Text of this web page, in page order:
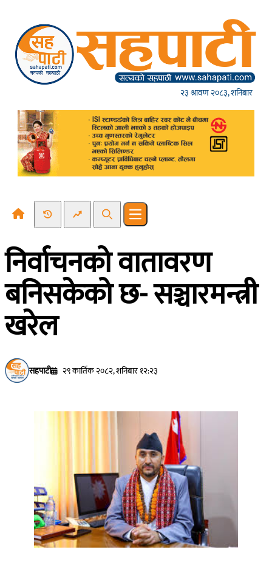
२३ श्रावण २०८३, शनिबार
Recent NewsTrending News
SearchOpen main menu
निर्वाचनको वातावरण
बनिसकेको छ- सञ्चारमन्त्री
खरेल
सहपाटी २९ कार्तिक २०८२, शनिबार १२:२३